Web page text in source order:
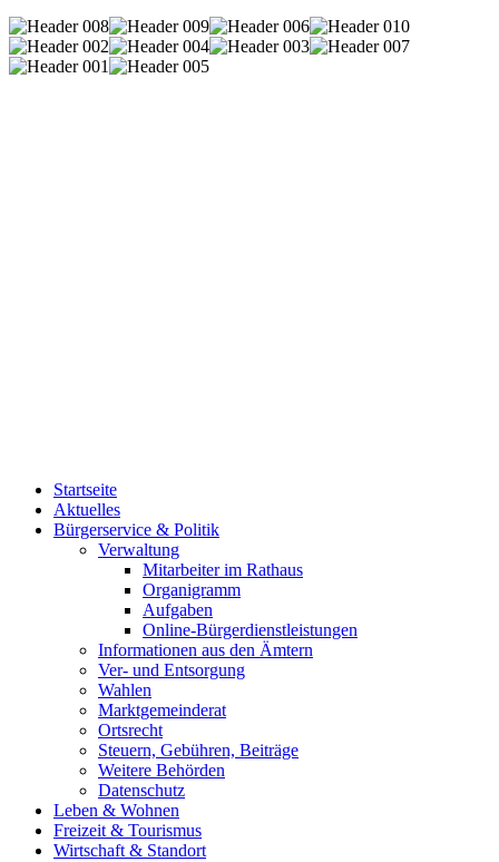
Startseite
Aktuelles
Bürgerservice & Politik
Verwaltung
Mitarbeiter im Rathaus
Organigramm
Aufgaben
Online-Bürgerdienstleistungen
Informationen aus den Ämtern
Ver- und Entsorgung
Wahlen
Marktgemeinderat
Ortsrecht
Steuern, Gebühren, Beiträge
Weitere Behörden
Datenschutz
Leben & Wohnen
Freizeit & Tourismus
Wirtschaft & Standort